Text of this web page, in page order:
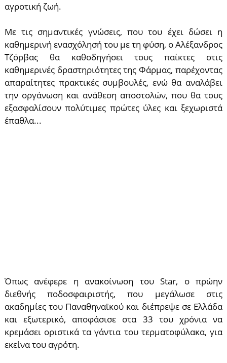
αγροτική ζωή.
Με τις σημαντικές γνώσεις, που του έχει δώσει η
καθημερινή ενασχόλησή του με τη φύση, ο Αλέξανδρος
Τζόρβας θα καθοδηγήσει τους παίκτες στις
καθημερινές δραστηριότητες της Φάρμας, παρέχοντας
απαραίτητες πρακτικές συμβουλές, ενώ θα αναλάβει
την οργάνωση και ανάθεση αποστολών, που θα τους
εξασφαλίσουν πολύτιμες πρώτες ύλες και ξεχωριστά
έπαθλα...
Όπως ανέφερε η ανακοίνωση του Star, o πρώην
διεθνής ποδοσφαιριστής, που μεγάλωσε στις
ακαδημίες του Παναθηναϊκού και διέπρεψε σε Ελλάδα
και εξωτερικό, αποφάσισε στα 33 του χρόνια να
κρεμάσει οριστικά τα γάντια του τερματοφύλακα, για
εκείνα του αγρότη.